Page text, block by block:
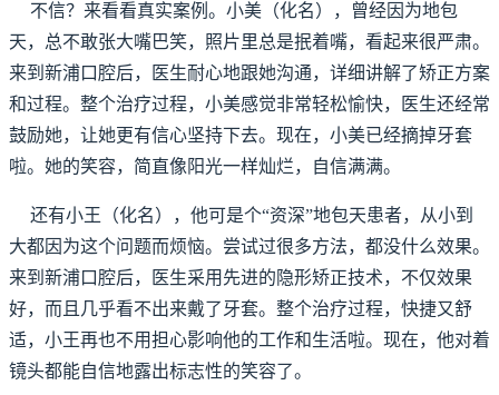
不信？来看看真实案例。小美（化名），曾经因为地包
天，总不敢张大嘴巴笑，照片里总是抿着嘴，看起来很严肃。
来到新浦口腔后，医生耐心地跟她沟通，详细讲解了矫正方案
和过程。整个治疗过程，小美感觉非常轻松愉快，医生还经常
鼓励她，让她更有信心坚持下去。现在，小美已经摘掉牙套
啦。她的笑容，简直像阳光一样灿烂，自信满满。
还有小王（化名），他可是个“资深”地包天患者，从小到
大都因为这个问题而烦恼。尝试过很多方法，都没什么效果。
来到新浦口腔后，医生采用先进的隐形矫正技术，不仅效果
好，而且几乎看不出来戴了牙套。整个治疗过程，快捷又舒
适，小王再也不用担心影响他的工作和生活啦。现在，他对着
镜头都能自信地露出标志性的笑容了。